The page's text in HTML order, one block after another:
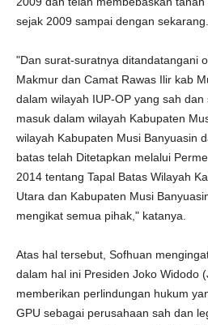
sejak 2009 sampai dengan sekarang.
"Dan surat-suratnya ditandatangani
Makmur dan Camat Rawas Ilir kab
dalam wilayah IUP-OP yang sah
masuk dalam wilayah Kabupaten
wilayah Kabupaten Musi Banyuasin
batas telah Ditetapkan melalui
2014 tentang Tapal Batas Wilayah
Utara dan Kabupaten Musi
mengikat semua pihak," katanya.
Atas hal tersebut, Sofhuan
dalam hal ini Presiden Joko Widodo
memberikan perlindungan hukum
GPU sebagai perusahaan sah dan